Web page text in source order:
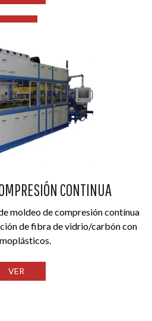
CONTINUA
moldeo de compresión contínua
de fibra de vidrio/carbón con
VER